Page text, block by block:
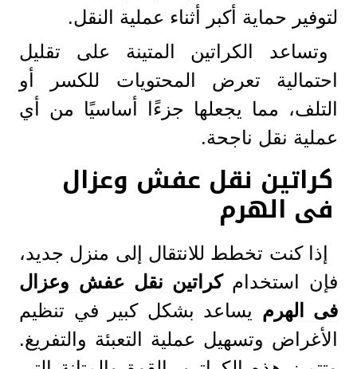
لتوفير حماية أكبر أثناء عملية النقل.
وتساعد الكراتين المتينة على تقليل
احتمالية تعرض المحتويات للكسر أو
التلف، مما يجعلها جزءًا أساسيًا من أي
عملية نقل ناجحة.
كراتين نقل عفش وعزال
فى الهرم
إذا كنت تخطط للانتقال إلى منزل جديد،
فإن استخدامكراتين نقل عفش وعزال
فى الهرم يساعد بشكل كبير في تنظيم
الأغراض وتسهيل عملية التعبئة والتفريغ.